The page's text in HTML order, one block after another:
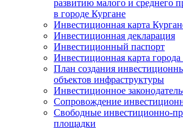
развитию малого и среднего
в городе Кургане
Инвестиционная карта
Инвестиционная декларация
Инвестиционный паспорт
Инвестиционная карта города
План создания
объектов инфраструктуры
Инвестиционное
Сопровождение
Свободные инвестиционно-
площадки